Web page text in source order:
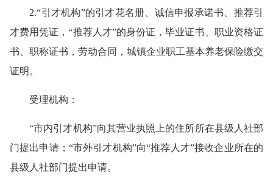
2.“引才机构”的引才花名册、诚信申报承诺书、推荐引
才费用凭证，“推荐人才”的身份证，毕业证书、职业资格证
书、职称证书，劳动合同，城镇企业职工基本养老保险缴交
证明。
受理机构：
“市内引才机构”向其营业执照上的住所所在县级人社部
门提出申请；“市外引才机构”向“推荐人才”接收企业所在的
县级人社部门提出申请。